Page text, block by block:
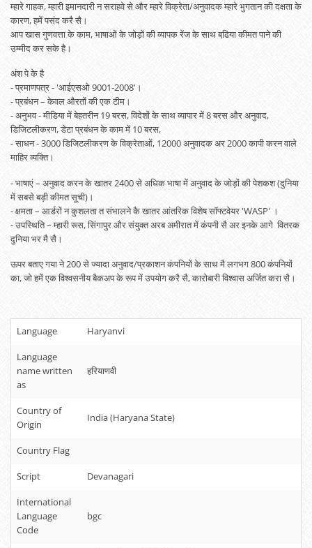
म्‍हारे गाहक, म्‍हारी इमानदारी न सराहवे से और म्‍हारे विक्रेता/अनुवादक म्‍हारे भुगतान की दक्षता के
कारण, हमें पसंद करै सै।
आप खास गुणवत्ता के काम, भाषाओं के जोड़ों की व्यापक रेंज के साथ बढि़या कीमत पाने की
उम्मीद कर सके है।
अंश पे के है
- प्रमाणपत्र - 'आईएसओ 9001-2008'।
- प्रबंधन – केवल औरतों की एक टीम।
- अनुभव - मीडिया में बेहतरीन 19 बरस, विदेशों के साथ व्यापार में 8 बरस और अनुवाद,
डिजिटलीकरण, डेटा प्रबंधन के काम में 10 बरस,
- साधन - 3000 डिजिटलीकरण के विक्रेताओं, 12000 अनुवादक अर 2000 कापी करन वाले
माहिर व्‍यक्ति।
- भाषाएं – अनुवाद करन के खातर 2400 से अधिक भाषा में अनुवाद के जोड़ों की पेशकश (दुनिया
में सबसे बड़ी कीमत सूची)।
- क्षमता – आर्डरों न कुशलता त संभालने कै खातर आंतरिक विशेष सॉफ्टवेयर 'WASP' ।
- उपस्थिति – म्‍हारी रूस, सिंगापुर और संयुक्‍त अरब अमीरात में कंपनी सै अर इनके आगे वितरक
दुनिया भर मै सै।
ऊपर बताए गया ने 200 से ज्‍यादा अनुवाद/प्रकाशन कंपनियों के साथ मै लगभग 800 कंपनियों
का, जो हमें एक विश्वसनीय बैकअप के रूप में उपयोग करै सै, कारोबारी विश्‍वास अर्जित करा सै।
Language Haryanvi
Language
name written
as
हरियाणवी
Country of
Origin
India (Haryana State)
Country Flag
Script Devanagari
International
Language
Code
bgc